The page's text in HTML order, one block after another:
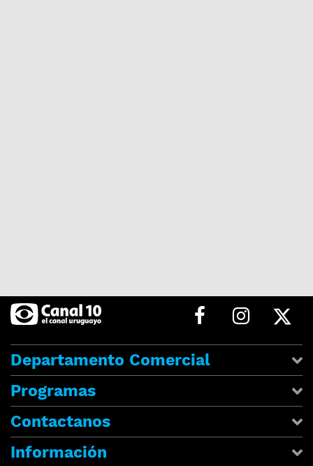
Departamento Comercial
Programas
Contactanos
Información